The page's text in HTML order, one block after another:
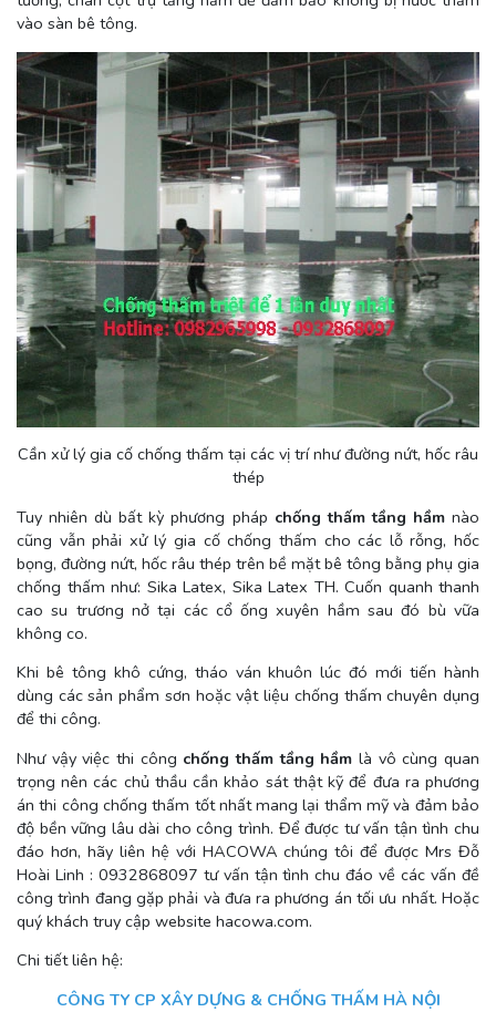
vào sàn bê tông.
Cần xử lý gia cố chống thấm tại các vị trí như đường nứt, hốc râu
thép
Tuy nhiên dù bất kỳ phương pháp chống thấm tầng hầmnào
cũng vẫn phải xử lý gia cố chống thấm cho các lỗ rỗng, hốc
bọng, đường nứt, hốc râu thép trên bề mặt bê tông bằng phụ gia
chống thấm như: Sika Latex, Sika Latex TH. Cuốn quanh thanh
cao su trương nở tại các cổ ống xuyên hầm sau đó bù vữa
không co.
Khi bê tông khô cứng, tháo ván khuôn lúc đó mới tiến hành
dùng các sản phẩm sơn hoặc vật liệu chống thấm chuyên dụng
để thi công.
Như vậy việc thi công chống thấm tầng hầm là vô cùng quan
trọng nên các chủ thầu cần khảo sát thật kỹ để đưa ra phương
án thi công chống thấm tốt nhất mang lại thẩm mỹ và đảm bảo
độ bền vững lâu dài cho công trình. Để được tư vấn tận tình chu
đáo hơn, hãy liên hệ với HACOWA chúng tôi để được Mrs Đỗ
Hoài Linh : 0932868097 tư vấn tận tình chu đáo về các vấn đề
công trình đang gặp phải và đưa ra phương án tối ưu nhất. Hoặc
quý khách truy cập website hacowa.com.
Chi tiết liên hệ:
CÔNG TY CP XÂY DỰNG & CHỐNG THẤM HÀ NỘI